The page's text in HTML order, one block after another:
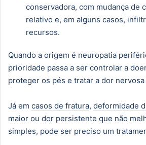
conservadora, com mudança de
relativo e, em alguns casos,
recursos.
Quando a origem é neuropatia
prioridade passa a ser controlar a
proteger os pés e tratar a dor
Já em casos de fratura, deformidade
maior ou dor persistente que não
simples, pode ser preciso um